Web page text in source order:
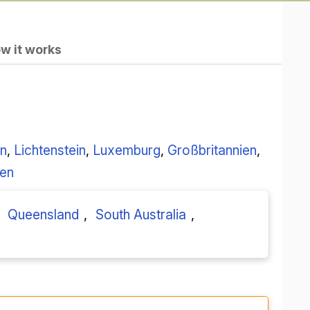
it works
, Lichtenstein, Luxemburg, Großbritannien,
Queensland , South Australia ,